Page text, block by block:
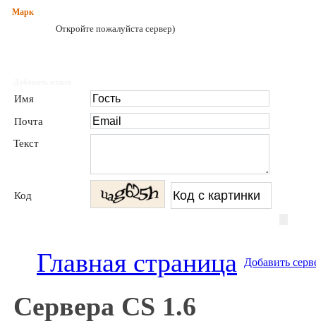
Марк
Откройте пожалуйста сервер)
Имя
Почта
Текст
Код
Главная страница Добавить
Сервера CS 1.6